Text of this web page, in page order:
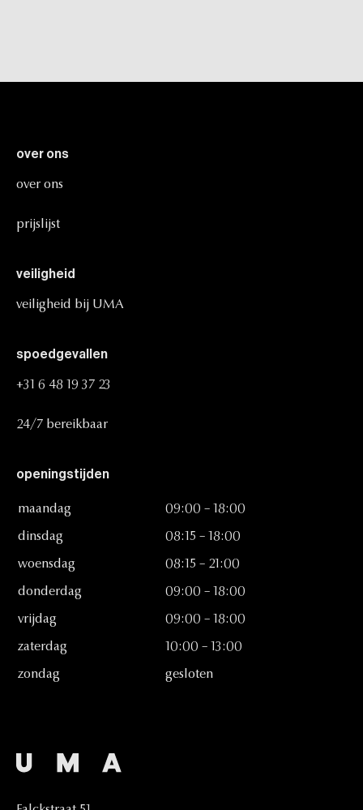
over ons
over ons
prijslijst
veiligheid
veiligheid bij UMA
spoedgevallen
+31 6 48 19 37 23
24/7 bereikbaar
openingstijden
maandag 09:00 – 18:00
dinsdag 08:15 – 18:00
woensdag 08:15 – 21:00
donderdag 09:00 – 18:00
vrijdag 09:00 – 18:00
zaterdag 10:00 – 13:00
zondag gesloten